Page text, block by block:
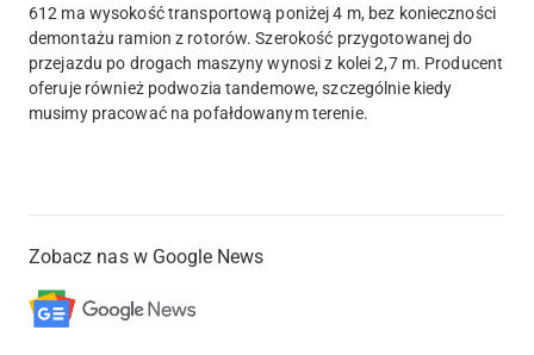
612 ma wysokość transportową poniżej 4 m, bez konieczności
demontażu ramion z rotorów. Szerokość przygotowanej do
przejazdu po drogach maszyny wynosi z kolei 2,7 m. Producent
oferuje również podwozia tandemowe, szczególnie kiedy
musimy pracować na pofałdowanym terenie.
Zobacz nas w Google News